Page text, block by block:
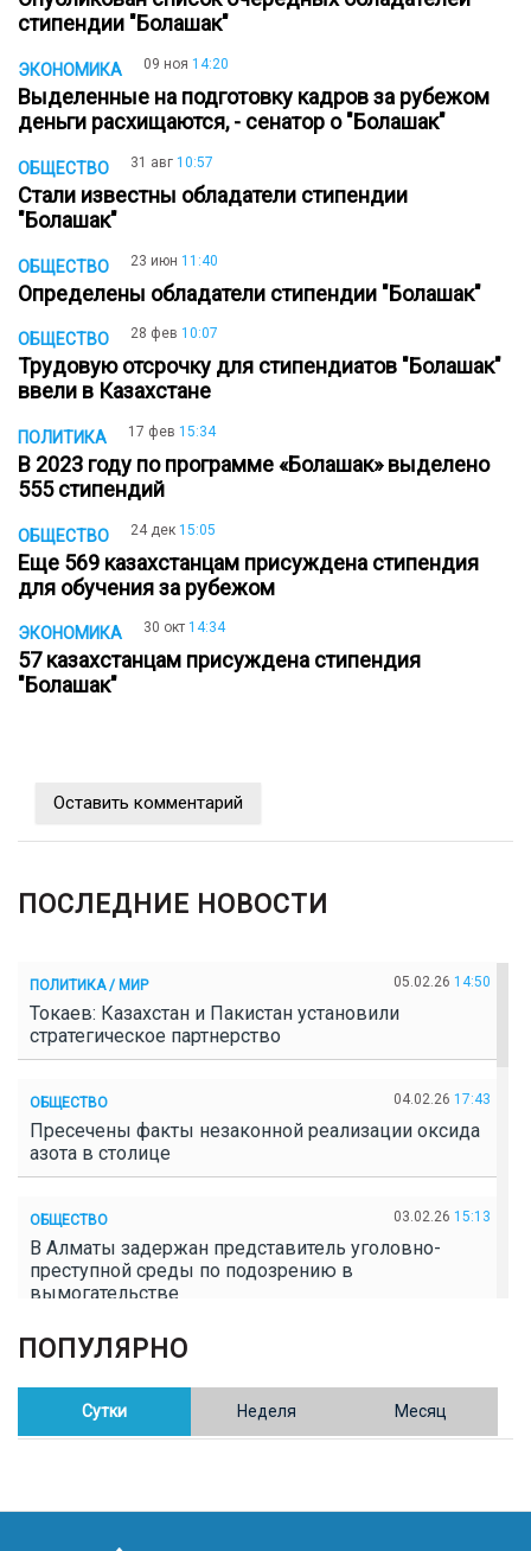
стипендии "Болашак"
ЭКОНОМИКА 09 ноя 14:20
Выделенные на подготовку кадров за рубежом
деньги расхищаются, - сенатор о "Болашак"
ОБЩЕСТВО 31 авг 10:57
Стали известны обладатели стипендии
"Болашак"
ОБЩЕСТВО 23 июн 11:40
Определены обладатели стипендии "Болашак"
ОБЩЕСТВО 28 фев 10:07
Трудовую отсрочку для стипендиатов "Болашак"
ввели в Казахстане
ПОЛИТИКА 17 фев 15:34
В 2023 году по программе «Болашак» выделено
555 стипендий
ОБЩЕСТВО 24 дек 15:05
Еще 569 казахстанцам присуждена стипендия
для обучения за рубежом
ЭКОНОМИКА 30 окт 14:34
57 казахстанцам присуждена стипендия
"Болашак"
Оставить комментарий
ПОСЛЕДНИЕ НОВОСТИ
ПОЛИТИКА / МИР 05.02.26 14:50
Токаев: Казахстан и Пакистан установили
стратегическое партнерство
ОБЩЕСТВО 04.02.26 17:43
Пресечены факты незаконной реализации оксида
азота в столице
ОБЩЕСТВО 03.02.26 15:13
В Алматы задержан представитель уголовно-
преступной среды по подозрению в
вымогательстве
ОБЩЕСТВО
Полицейские пресекли незаконное выращивание
конопли в Таразе
Казахстан возглавил Договор о зоне, свободной от
ПОПУЛЯРНО
Сутки Неделя Месяц